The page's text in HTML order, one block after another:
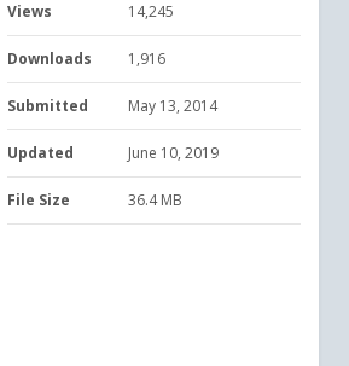
Views 14,245
Downloads 1,916
Submitted May 13, 2014
Updated June 10, 2019
File Size 36.4 MB